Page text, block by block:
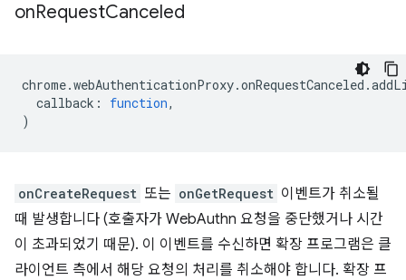
onRequestCanceled
chrome.webAuthenticationProxy.onRequestCanceled .
callback : function,
)
onCreateRequest 또는 onGetRequest 이벤트가 취소될
때 발생합니다 (호출자가 WebAuthn 요청을 중단했거나 시간
이 초과되었기 때문). 이 이벤트를 수신하면 확장 프로그램은 클
라이언트 측에서 해당 요청의 처리를 취소해야 합니다. 확장 프